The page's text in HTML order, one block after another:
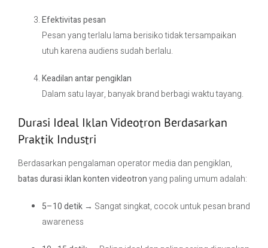
Efektivitas pesan
Pesan yang terlalu lama berisiko tidak tersampaikan
utuh karena audiens sudah berlalu.
Keadilan antar pengiklan
Dalam satu layar, banyak brand berbagi waktu tayang.
Durasi Ideal Iklan Videotron Berdasarkan
Praktik Industri
Berdasarkan pengalaman operator media dan pengiklan,
batas durasi iklan konten videotronyang paling umum adalah:
5–10 detik → Sangat singkat, cocok untuk pesan brand
awareness